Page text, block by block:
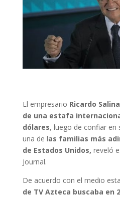
El empresario Ricardo
de una estafa
dólares, luego de confiar en
una de las familias más
de Estados Unidos, reveló
Journal.
De acuerdo con el medio
de TV Azteca buscaba en